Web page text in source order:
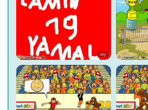
sky